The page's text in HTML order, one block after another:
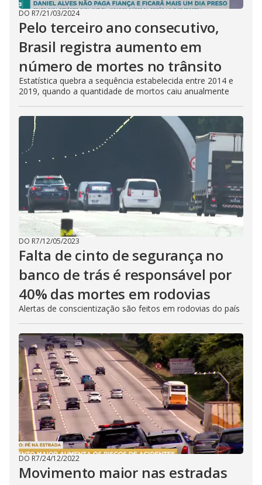
DO R7/21/03/2024
Pelo terceiro ano consecutivo,
Brasil registra aumento em
número de mortes no trânsito
Estatística quebra a sequência estabelecida entre 2014 e
2019, quando a quantidade de mortos caiu anualmente
DO R7/12/05/2023
Falta de cinto de segurança no
banco de trás é responsável por
40% das mortes em rodovias
Alertas de conscientização são feitos em rodovias do país
DO R7/24/12/2022
Movimento maior nas estradas